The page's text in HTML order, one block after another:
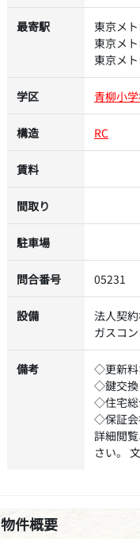
最寄駅
東京メ
東京メ
東京メ
学区 青柳小
構造 RC
賃料
間取り
駐車場
問合番号 05231
設備
法人契
ガスコ
備考
◇更新料
◇鍵交換
◇住宅総
◇保証会
詳細閲
さい。
物件概要